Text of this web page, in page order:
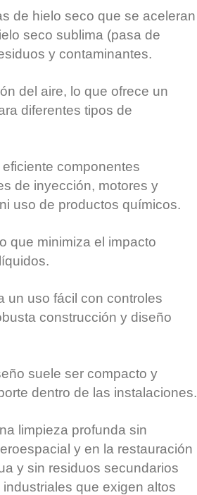
de hielo seco que se aceleran
seco sublima (pasa de
y contaminantes.
del aire, lo que ofrece un
diferentes tipos de
componentes
de inyección, motores y
uso de productos químicos.
que minimiza el impacto
un uso fácil con controles
construcción y diseño
suele ser compacto y
dentro de las instalaciones.
limpieza profunda sin
y en la restauración
y sin residuos secundarios
que exigen altos